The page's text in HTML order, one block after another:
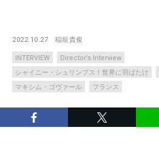
2022.10.27 稲垣貴俊
INTERVIEW
Director’s Interview
シャイニー・シュリンプス！世界に羽ばたけ
マキシム・ゴヴァール
フランス